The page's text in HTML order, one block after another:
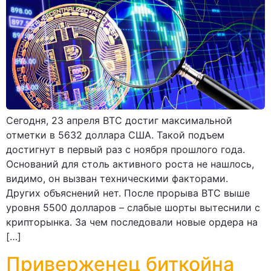
Сегодня, 23 апреля ВТС достиг максимальной
отметки в 5632 доллара США. Такой подъем
достигнут в первый раз с ноября прошлого года.
Оснований для столь активного роста не нашлось,
видимо, он вызван техническими факторами.
Других объяснений нет. После прорыва ВТС выше
уровня 5500 долларов – слабые шорты вытеснили с
крипторынка. За чем последовали новые ордера на
[…]
Приверженец биткойна